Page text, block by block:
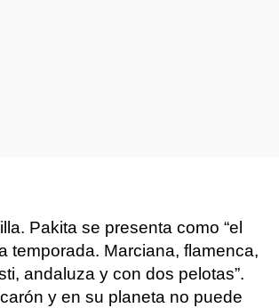
Pakita se presenta como “el
temporada. Marciana, flamenca,
andaluza y con dos pelotas”.
y en su planeta no puede